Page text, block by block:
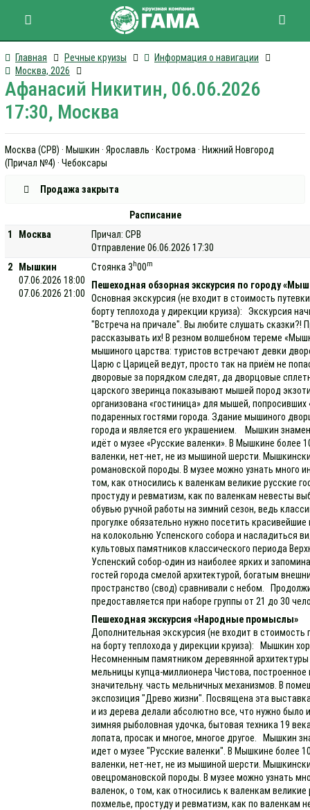
Главная Речные круизы
Информация о навигации
Москва, 2026
Афанасий Никитин, 06.06.2026
17:30, Москва
Москва (СРВ) · Мышкин · Ярославль · Кострома · Нижний Новгород
(Причал №4) · Чебоксары
Продажа закрыта
Расписание
1
Москва
Причал: СРВ
Отправление 06.06.2026 17:30
2
Мышкин
07.06.2026 18:00
07.06.2026 21:00
Стоянка 3 h00m
Пешеходная обзорная экскурсия по городу
Основная экскурсия (не входит в стоимость
борту теплохода у дирекции круиза): Экскурсия
"Встреча на причале". Вы любите слушать сказки?!
рассказывать их! В резном волшебном тереме
мышиного царства: туристов встречают девки
Царю с Царицей ведут, просто так на приём не
дворовые за порядком следят, да дворцовые
царского зверинца показывают мышей пород
организована «гостиница» для мышей,
подаренных гостями города. Здание мышиного
города и является его украшением. Мышкин
идёт о музее «Русские валенки». В Мышкине более
валенки, нет-нет, не из мышиной шерсти.
романовской породы. В музее можно узнать много
том, как относились к валенкам великие русские
простуду и ревматизм, как по валенкам невесты
обувью ручной работы на зимний сезон, ведь
прогулке обязательно нужно посетить
на колокольню Успенского собора и насладиться
культовых памятников классического периода
Успенский собор-один из наиболее ярких и
гостей города смелой архитектурой, богатым
пространство (свод) сравнивали с небом.
предоставляется при наборе группы от 21 до 30
Пешеходная экскурсия «Народные промыслы»
Дополнительная экскурсия (не входит в
на борту теплохода у дирекции круиза): Мышкин
Несомненным памятником деревянной
мельницы купца-миллионера Чистова,
значительну. часть мельничных механизмов. В
экспозиция "Древо жизни". Посвящена эта
и из дерева делали абсолютно все, что нужно
зимняя рыболовная удочка, бытовая техника 19
лопата, просак и многое, многое другое. Мышкин
идет о музее "Русские валенки". В Мышкине более
валенки, нет-нет, не из мышиной шерсти.
овецромановской породы. В музее можно узнать
валенок, о том, как относились к валенкам
похмелье, простуду и ревматизм, как по валенкам